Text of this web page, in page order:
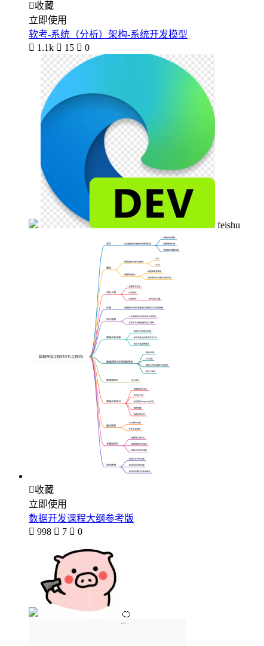
收藏
立即使用
软考-系统（分析）架构-系统开发模型
 1.1k  15  0
feishu
收藏
立即使用
数据开发课程大纲参考版
 998  7  0
🍊